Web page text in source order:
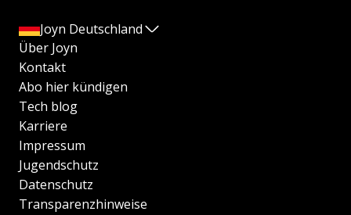
Joyn Deutschland
Über Joyn
Kontakt
Abo hier kündigen
Tech blog
Karriere
Impressum
Jugendschutz
Datenschutz
Transparenzhinweise